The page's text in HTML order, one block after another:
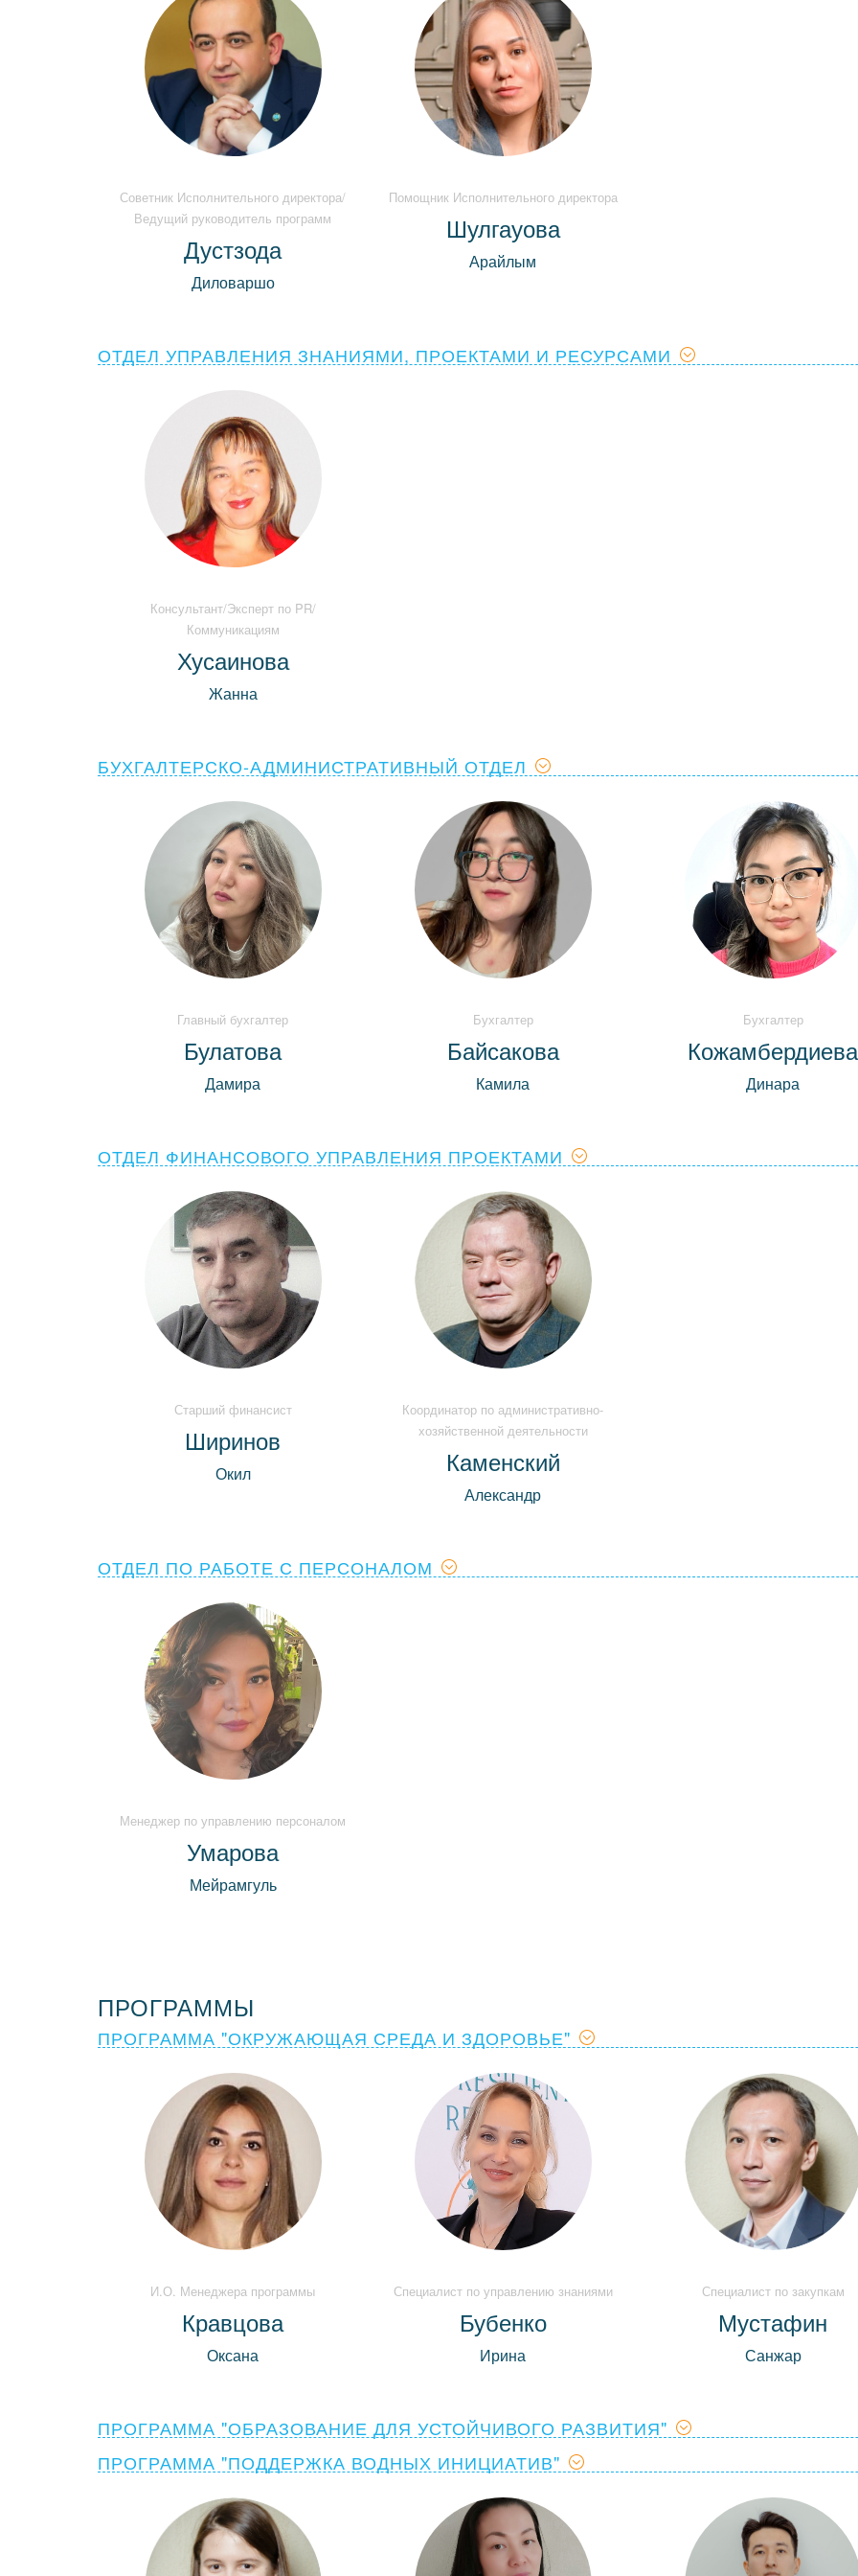
Советник Исполнительного директора/
Ведущий руководитель программ
Дустзода
Диловаршо
Помощник Исполнительного директора
Шулгауова
Арайлым
ОТДЕЛ УПРАВЛЕНИЯ ЗНАНИЯМИ, ПРОЕКТАМИ И РЕСУРСАМИ
Консультант/Эксперт по PR/
Коммуникациям
Хусаинова
Жанна
БУХГАЛТЕРСКО-АДМИНИСТРАТИВНЫЙ ОТДЕЛ
Главный бухгалтер
Булатова
Дамира
Бухгалтер
Байсакова
Камила
Бухгалтер
Кожамбердиева
Динара
ОТДЕЛ ФИНАНСОВОГО УПРАВЛЕНИЯ ПРОЕКТАМИ
Старший финансист
Ширинов
Окил
Координатор по административно-
хозяйственной деятельности
Каменский
Александр
ОТДЕЛ ПО РАБОТЕ С ПЕРСОНАЛОМ
Менеджер по управлению персоналом
Умарова
Мейрамгуль
ПРОГРАММЫ
ПРОГРАММА "ОКРУЖАЮЩАЯ СРЕДА И ЗДОРОВЬЕ"
И.О. Менеджера программы
Кравцова
Оксана
Специалист по управлению знаниями
Бубенко
Ирина
Специалист по закупкам
Мустафин
Санжар
ПРОГРАММА "ОБРАЗОВАНИЕ ДЛЯ УСТОЙЧИВОГО РАЗВИТИЯ"
ПРОГРАММА "ПОДДЕРЖКА ВОДНЫХ ИНИЦИАТИВ"